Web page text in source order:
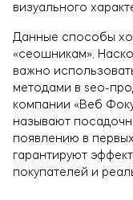
визуального
Данные способы
«сеошникам».
важно
методами в seo-
компании «Веб
называют
появлению в
гарантируют
покупателей и